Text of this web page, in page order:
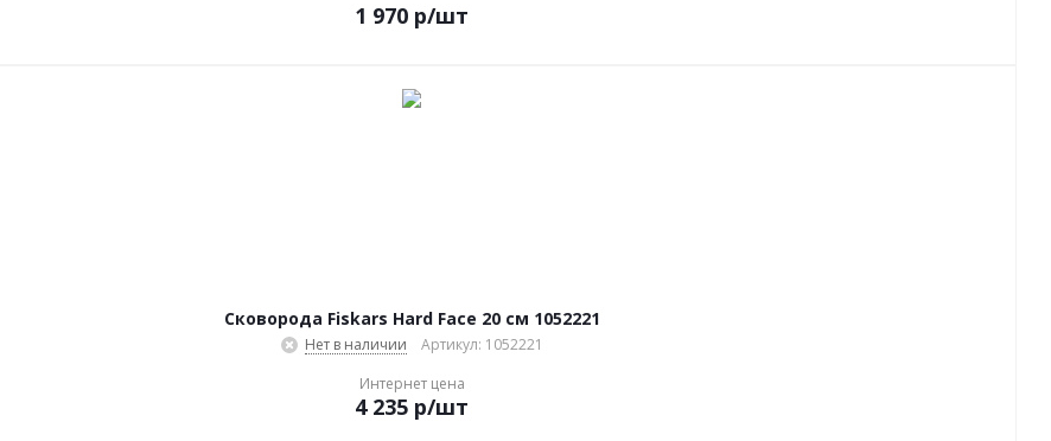
1 970 р/шт
Сковорода Fiskars Hard Face 20 см 1052221
Нет в наличии
Артикул: 1052221
Интернет цена
4 235 р/шт